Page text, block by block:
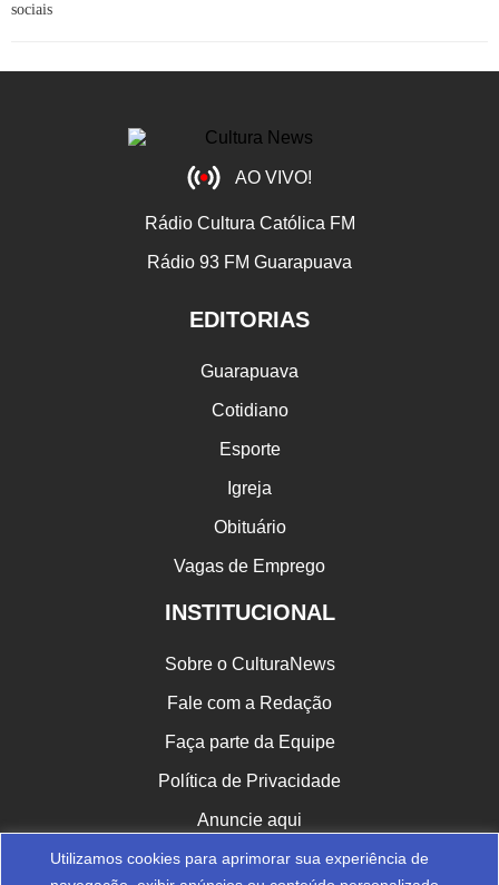
Utilizamos cookies para aprimorar sua experiência de
sociais
AO VIVO!
Rádio Cultura Católica FM
Rádio 93 FM Guarapuava
EDITORIAS
Guarapuava
Cotidiano
Esporte
Igreja
Obituário
Vagas de Emprego
INSTITUCIONAL
Sobre o CulturaNews
Fale com a Redação
Faça parte da Equipe
Política de Privacidade
Anuncie aqui
CULTURA NAS REDES